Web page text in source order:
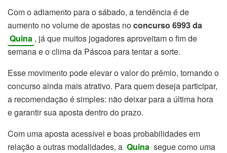
Com o adiamento para o sábado, a tendência é de
aumento no volume de apostas noconcurso 6993 da
Quina , já que muitos jogadores aproveitam o fim de
semana e o clima da Páscoa para tentar a sorte.
Esse movimento pode elevar o valor do prêmio, tornando o
concurso ainda mais atrativo. Para quem deseja participar,
a recomendação é simples: não deixar para a última hora
e garantir sua aposta dentro do prazo.
Com uma aposta acessível e boas probabilidades em
relação a outras modalidades, a Quina segue como uma